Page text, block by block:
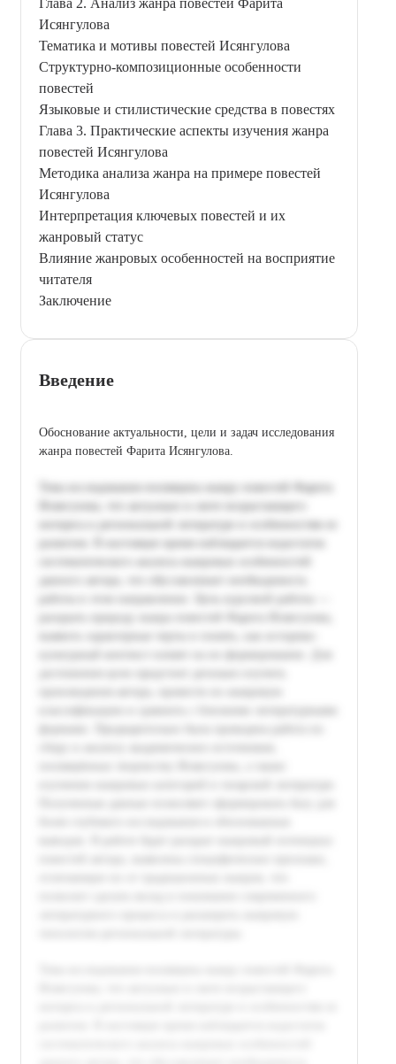
Исянгулова
Тематика и мотивы повестей Исянгулова
Структурно-композиционные особенности
повестей
Языковые и стилистические средства в повестях
Глава 3. Практические аспекты изучения жанра
повестей Исянгулова
Методика анализа жанра на примере повестей
Исянгулова
Интерпретация ключевых повестей и их
жанровый статус
Влияние жанровых особенностей на восприятие
читателя
Заключение
Введение
Обоснование актуальности, цели и задач исследования
жанра повестей Фарита Исянгулова.